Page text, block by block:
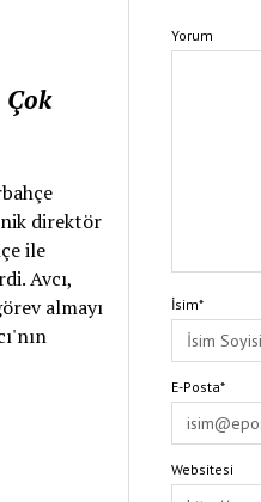
Çok
direktör
ile
Avcı,
almayı
Yorum
İsim*
E-Posta*
Websitesi